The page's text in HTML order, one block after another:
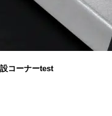
コーナーtest